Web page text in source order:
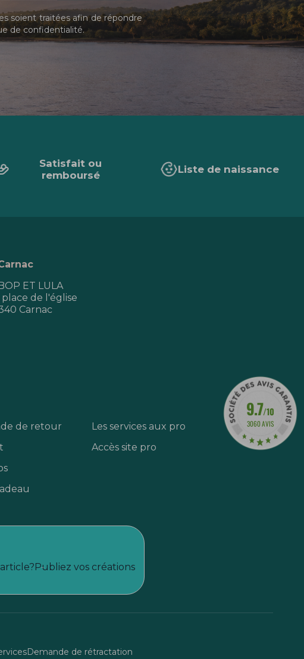
soient traitées afin de répondre
de confidentialité.
Satisfait ou
remboursé
Liste de naissance
ET LULA
place de l'église
Carnac
de retour
Les services aux pro
Accès site pro
Publiez vos créations
Demande de rétractation
9.7/10
3060 AVIS